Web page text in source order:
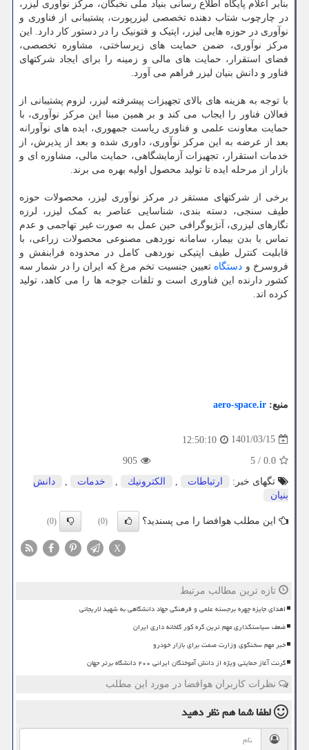
بنابر اعلام پایگاه اطلاع رسانی بنیاد ملی نخبگان، مرکز نوآوری لیزر،
در چارچوب شتاب دهنده تخصصی لیزرپورت، پشتیبانی از فناوری و
نوآوری در حوزه هایی لیزر، اپتیک و فتونیک را در دستور کار دارد. این
مرکز نوآوری، ضمن حمایت های زیرساختی، مشاوره تخصصی،
فضای استقرار، حمایت های مالی و زمینه را برای ایجاد شرکتهای
فناور و دانش بنیان لیزر فراهم می آورد.
با توجه به هزینه های بالای تجهیزات پیشرفته لیزر، لزوم پشتیبانی از
فعالان فناور را ایجاب می کند و بر همین مبنا این مرکز نوآوری، با
حمایت معاونت علمی و فناوری ریاست جمهوری، ایده های نوآورانه
بعد از عرضه به این مرکز نوآوری، داوری شده و بعد از پذیرش، از
خدمات استقرار، تجهیزات آزمایشگاهی، حمایت مالی، مشاوره ای و
بازار از مرحله ایده تا تولید محصول اولیه بهره می برند.
برخی از شرکتهای مستقر در مرکز نوآوری لیزر، محصولات حوزه
طیف سنجی، دسته بندی، شناسایی عناصر به کمک لیزر، لرزه
نگارهای لیزری، آنژیوگرافی حین عمل به صورت غیر تهاجمی و عدم
تماس با بدن بیمار، سامانه نوردهی مصنوعی محصولات زراعی، با
قابلیت کنترل طیف اپتیکی نوردهی کامل در محدوده فرابنفش و
فروسرخ و دستگاه تعیین جنسیت تخم مرغ که ایران را در شمار سه
کشور دارنده این فناوری است و تلفات جوجه ها را می کاهد، تولید
کرده اند.
منبع: aero-space.ir
1401/03/15
12:50:10
0.0
/
5
905
تگهای خبر:
ارتباطات , الكترونیك , خدمات ,
دانش
بنیان
این مطلب هوافضا را می پسندید؟ (0)
(0)
X
تازه ترین مطالب مرتبط
اهدای جایزه چهره برجسته علمی و فرهنگی جهاد دانشگاهی به شهید لاریجانی
ضعف سیاستگذاری مهم ترین گره کور گلخانه داری ایران
خبر مهم سخنگوی وزارت صمت برای بازار خودرو
گرنت آغاز حمایتی ویژه از دانش آموختگان ایرانی ۲۰۰ دانشگاه برتر جهان
نظرات کاربران هوافضا در مورد این مطلب
لطفا شما همنظر دهید